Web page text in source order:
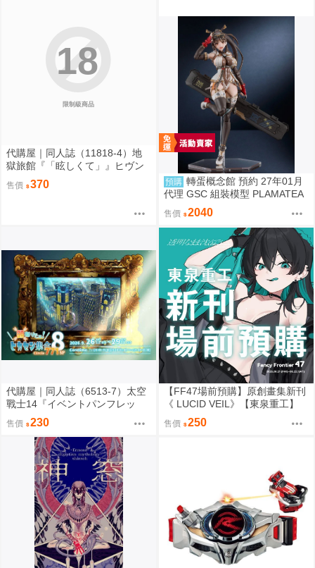
限制級商品
18
代購屋｜同人誌（11818-4）地
獄旅館『「眩しくて」』ヒヴン
ショウ ないない★ぱらだいす
售價 370 預購 轉蛋概念館 預約 27年01月
代理 GSC 組裝模型 PLAMATEA
繪師toridamono MX醬 約16公分
售價 2040
代購屋｜同人誌（6513-7）太空
戰士14『イベントパンフレッ
ト』【頭割り】運営 なては
售價 230
【FF47場前預購】原創畫集新刊
《 LUCID VEIL》【東泉重工】
售價 250